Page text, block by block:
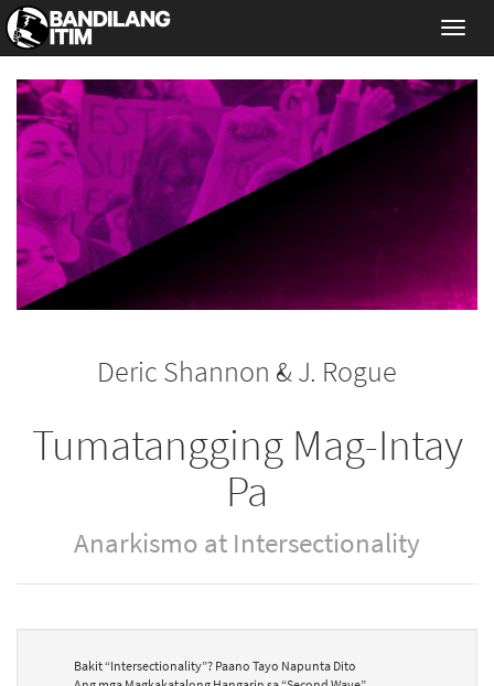
Deric Shannon & J. Rogue
Tumatangging Mag-Intay
Pa
Anarkismo at Intersectionality
Bakit “Intersectionality”? Paano Tayo Napunta Dito